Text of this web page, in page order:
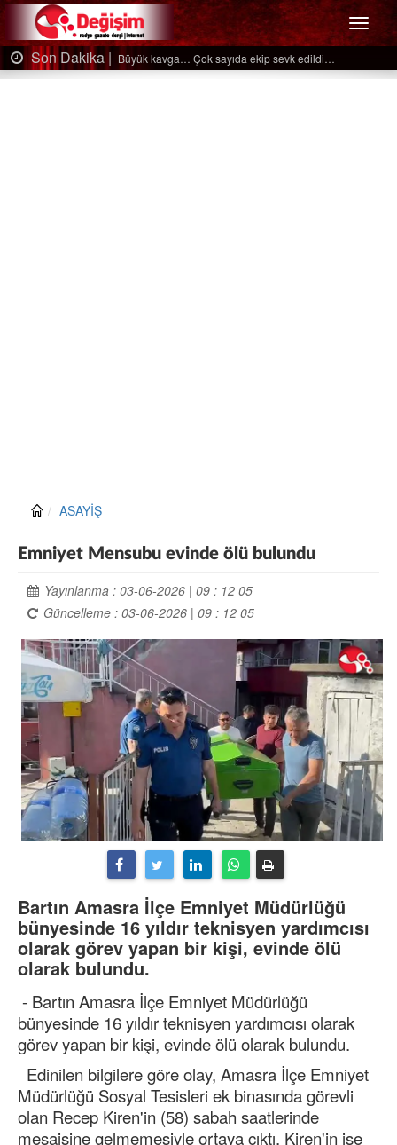
Menü
Son Dakika | Ağaçtan düştü…
ASAYİŞ
Emniyet Mensubu evinde ölü bulundu
Yayınlanma : 03-06-2026 | 09 : 12 05
Güncelleme : 03-06-2026 | 09 : 12 05
Bartın Amasra İlçe Emniyet Müdürlüğü
bünyesinde 16 yıldır teknisyen yardımcısı
olarak görev yapan bir kişi, evinde ölü
olarak bulundu.
- Bartın Amasra İlçe Emniyet Müdürlüğü
bünyesinde 16 yıldır teknisyen yardımcısı olarak
görev yapan bir kişi, evinde ölü olarak bulundu.
Edinilen bilgilere göre olay, Amasra İlçe Emniyet
Müdürlüğü Sosyal Tesisleri ek binasında görevli
olan Recep Kiren'in (58) sabah saatlerinde
mesaisine gelmemesiyle ortaya çıktı. Kiren'in işe